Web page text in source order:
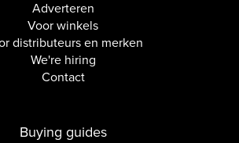
Adverteren
Voor winkels
distributeurs en merken
We're hiring
Contact
Buying guides